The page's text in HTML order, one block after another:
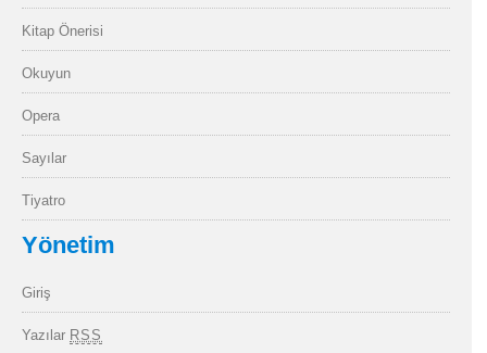
Kitap Önerisi
Okuyun
Opera
Sayılar
Tiyatro
Yönetim
Giriş
Yazılar RSS